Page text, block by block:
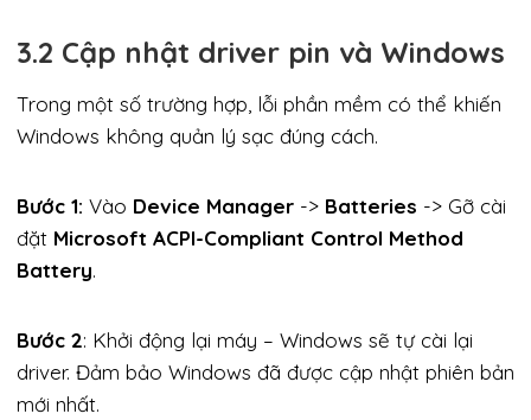
3.2 Cập nhật driver pin và Windows
Trong một số trường hợp, lỗi phần mềm có thể khiến
Windows không quản lý sạc đúng cách.
Bước 1: Vào Device Manager -> Batteries -> Gỡ cài
đặt Microsoft ACPI-Compliant Control Method
Battery.
Bước 2: Khởi động lại máy – Windows sẽ tự cài lại
driver. Đảm bảo Windows đã được cập nhật phiên bản
mới nhất.